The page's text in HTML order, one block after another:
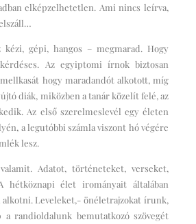
elképzelhetetlen. Ami nincs leírva,
gépi, hangos – megmarad. Hogy
Az egyiptomi írnok biztosan
hogy maradandót alkotott, míg
diák, miközben a tanár közelít felé, az
Az első szerelmeslevél egy életen
a legutóbbi számla viszont hó végére
lesz.
Adatot, történeteket, verseket,
hétköznapi élet irományait általában
Leveleket,- önéletrajzokat írunk,
a randioldalunk bemutatkozó szövegét